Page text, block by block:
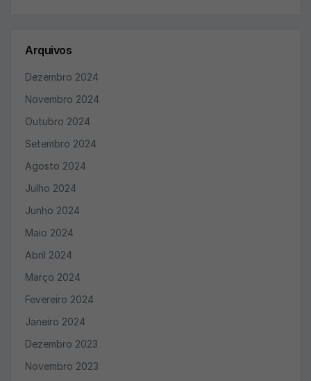
Arquivos
Dezembro 2024
Novembro 2024
Outubro 2024
Setembro 2024
Agosto 2024
Julho 2024
Junho 2024
Maio 2024
Abril 2024
Março 2024
Fevereiro 2024
Janeiro 2024
Dezembro 2023
Novembro 2023